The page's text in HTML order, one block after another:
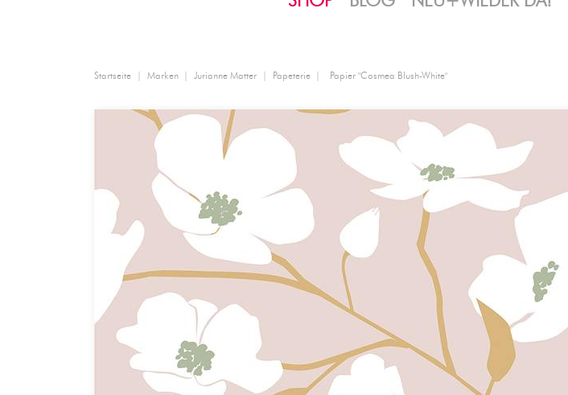
Startseite Marken Jurianne Matter Papeterie Papier "Cosmea Blush-White"